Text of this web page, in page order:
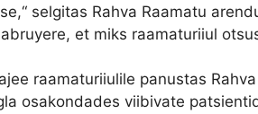
selgitas Rahva Raamatu
et miks raamaturiiul
raamaturiiulile panustas
osakondades viibivate